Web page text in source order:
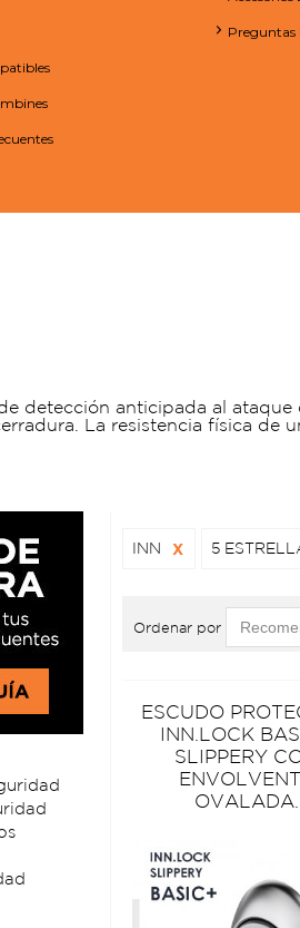
Preguntas
detección anticipada al
La resistencia física de
INN X 5
Ordenar por
ESCUDO
INN.LOCK
SLIPPERY
OVALADA.